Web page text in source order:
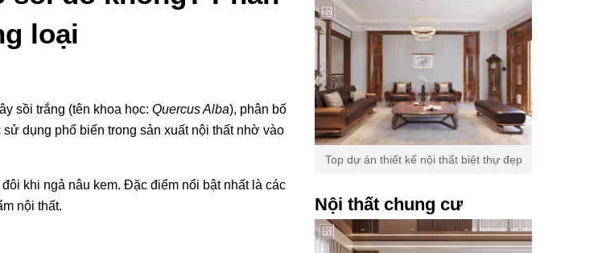
loại
sồi trắng (tên khoa học: Quercus Alba), phân bố
dụng phổ biến trong sản xuất nội thất nhờ vào
khi ngả nâu kem. Đặc điểm nổi bật nhất là các
nội thất.
Top dự án thiết kế nội thất biệt thự đẹp
Nội thất chung cư